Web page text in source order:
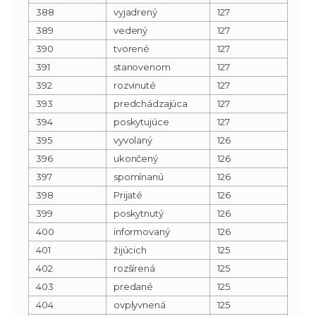
388
vyjadrený
127
389
vedený
127
390
tvorené
127
391
stanovenom
127
392
rozvinuté
127
393
predchádzajúca
127
394
poskytujúce
127
395
vyvolaný
126
396
ukončený
126
397
spomínanú
126
398
Prijaté
126
399
poskytnutý
126
400
informovaný
126
401
žijúcich
125
402
rozšírená
125
403
predané
125
404
ovplyvnená
125